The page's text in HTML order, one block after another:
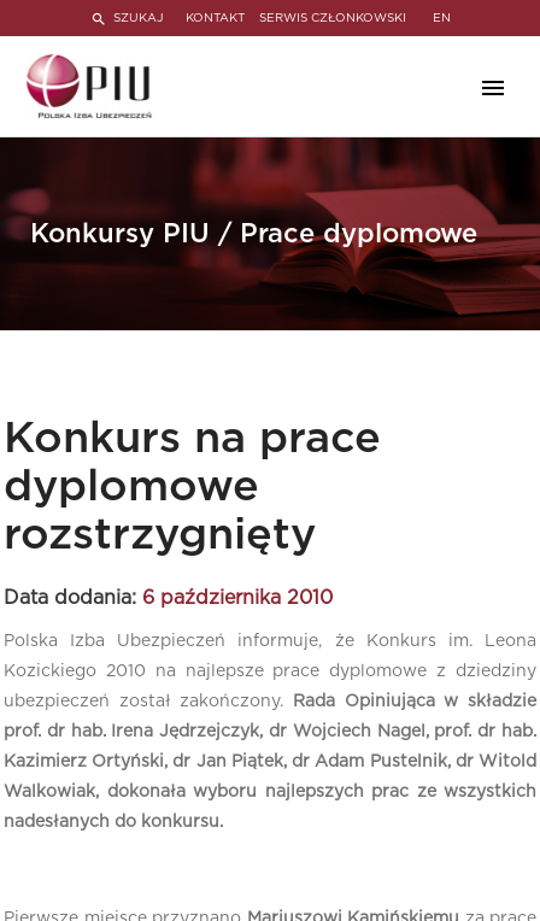
SZUKAJ KONTAKT SERWIS CZŁONKOWSKI EN
Konkursy PIU / Prace dyplomowe
Konkurs na prace
dyplomowe
rozstrzygnięty
Data dodania: 6 października 2010
Polska Izba Ubezpieczeń informuje, że Konkurs im. Leona
Kozickiego 2010 na najlepsze prace dyplomowe z dziedziny
ubezpieczeń został zakończony.
Rada Opiniująca w składzie
prof. dr hab. Irena Jędrzejczyk, dr Wojciech Nagel, prof. dr hab.
Kazimierz Ortyński, dr Jan Piątek, dr Adam Pustelnik, dr Witold
Walkowiak, dokonała wyboru najlepszych prac ze wszystkich
nadesłanych do konkursu.